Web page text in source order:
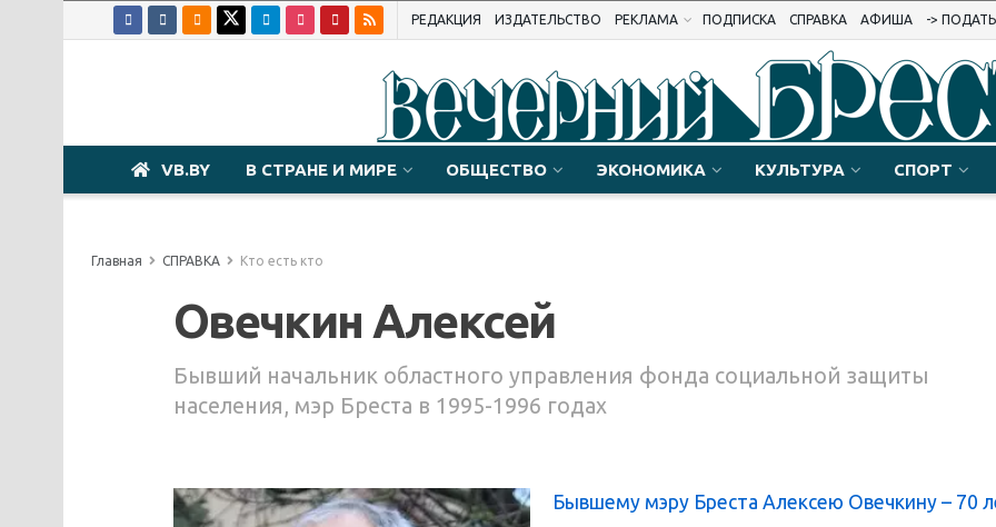
РЕДАКЦИЯ ИЗДАТЕЛЬСТВО РЕКЛАМА ПОДПИСКА СПРАВКА АФИША ->
VB.BY В СТРАНЕ И МИРЕ ОБЩЕСТВО ЭКОНОМИКА КУЛЬТУРА СПОРТ
Главная СПРАВКА Кто есть кто
Овечкин Алексей
Бывший начальник областного управления фонда социальной защиты
населения, мэр Бреста в 1995-1996 годах
Бывшему мэру Бреста Алексею Овечкину – 70